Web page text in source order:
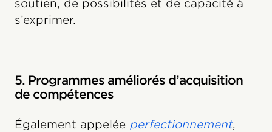
soutien, de possibilités et de capacité à
s’exprimer.
5. Programmes améliorés d’acquisition
de compétences
Également appelée perfectionnement,